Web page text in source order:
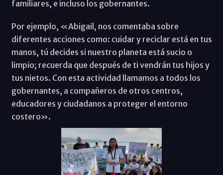
familiares, e incluso los gobernantes.
Por ejemplo, «Abigail, nos comentaba sobre
diferentes acciones como: cuidar y reciclar está en tus
manos, tú decides si nuestro planeta está sucio o
limpio; recuerda que después de ti vendrán tus hijos y
tus nietos. Con esta actividad llamamos a todos los
gobernantes, a compañeros de otros centros,
educadores y ciudadanos a proteger el entorno
costero».